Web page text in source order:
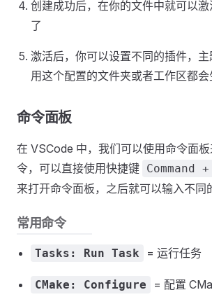
创建成功后，在你的文件中就可以
了
激活后，你可以设置不同的插件，
用这个配置的文件夹或者工作区都会
命令面板
在 VSCode 中，我们可以使用命令面
令，可以直接使用快捷键
来打开命令面板，之后就可以输入不同
常用命令
Tasks: Run Task = 运行任务
CMake: Configure = 配置